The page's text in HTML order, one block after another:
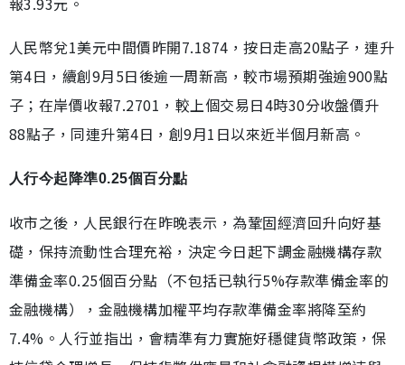
人民幣兌1美元中間價昨開7.1874，按日走高20點子，連升
第4日，續創9月5日後逾一周新高，較市場預期強逾900點
子；在岸價收報7.2701，較上個交易日4時30分收盤價升
88點子，同連升第4日，創9月1日以來近半個月新高。
人行今起降準0.25個百分點
收市之後，人民銀行在昨晚表示，為鞏固經濟回升向好基
礎，保持流動性合理充裕，決定今日起下調金融機構存款
準備金率0.25個百分點（不包括已執行5%存款準備金率的
金融機構），金融機構加權平均存款準備金率將降至約
7.4%。人行並指出，會精準有力實施好穩健貨幣政策，保